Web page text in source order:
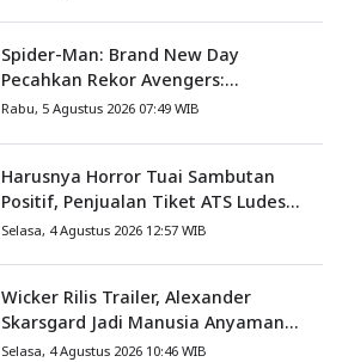
Spider-Man: Brand New Day
Pecahkan Rekor Avengers:
Endgame, Cetak Debut Box Office
Rabu, 5 Agustus 2026 07:49 WIB
Harusnya Horror Tuai Sambutan
Positif, Penjualan Tiket ATS Ludes
Terjual
Selasa, 4 Agustus 2026 12:57 WIB
Wicker Rilis Trailer, Alexander
Skarsgard Jadi Manusia Anyaman
Jerami dalam Romansa Paling
Selasa, 4 Agustus 2026 10:46 WIB